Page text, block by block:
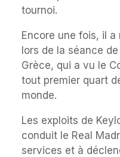
tournoi.
Encore une fois, il
lors de la séance
Grèce, qui a vu le
tout premier quart
monde.
Les exploits de
conduit le Real
services et à